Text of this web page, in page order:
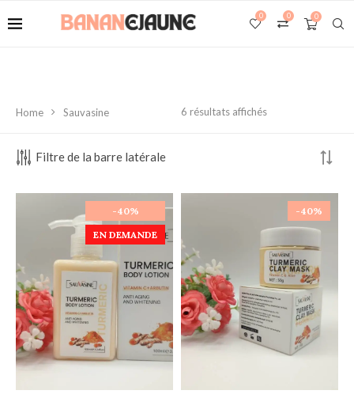
0
0
0
Home Sauvasine 6 résultats affichés
Filtre de la barre latérale
-40%
EN DEMANDE
-40%